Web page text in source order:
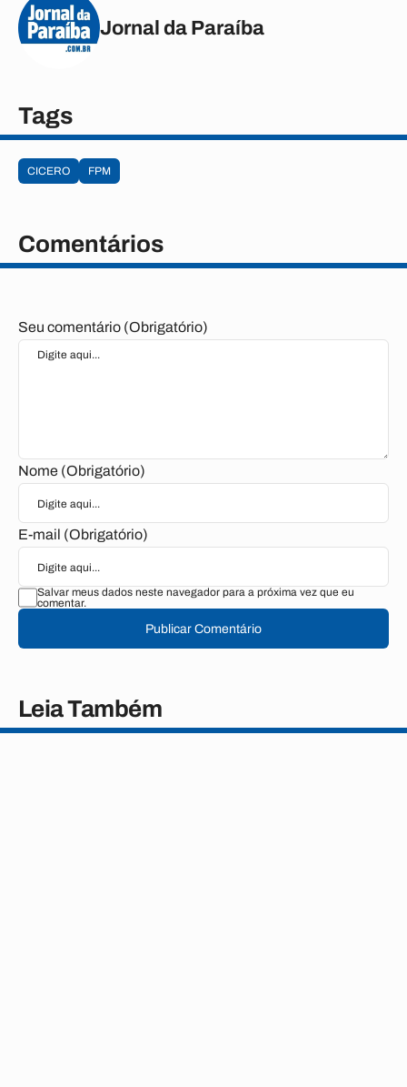
Jornal da Paraíba
Tags
CICERO FPM
Comentários
Seu comentário (Obrigatório)
Nome (Obrigatório)
E-mail (Obrigatório)
Salvar meus dados neste navegador para a próxima vez que eu
comentar.
Publicar Comentário
Leia Também